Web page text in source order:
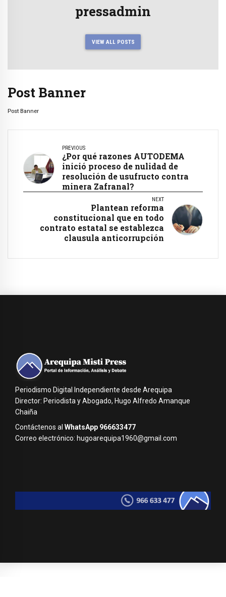
pressadmin
VIEW ALL POSTS
Post Banner
Post Banner
PREVIOUS
¿Por qué razones AUTODEMA
inició proceso de nulidad de
resolución de usufructo contra
minera Zafranal?
NEXT
Plantean reforma
constitucional que en todo
contrato estatal se establezca
clausula anticorrupción
Periodismo Digital Independiente desde Arequipa
Director: Periodista y Abogado, Hugo Alfredo Amanque
Chaiña
Contáctenos al WhatsApp 966633477
Correo electrónico: hugoarequipa1960@gmail.com